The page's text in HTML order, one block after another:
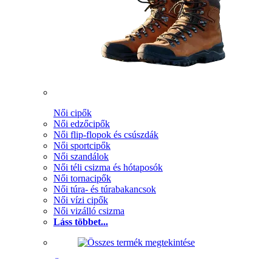
Női cipők
Női edzőcipők
Női flip-flopok és csúszdák
Női sportcipők
Női szandálok
Női téli csizma és hótaposók
Női tornacipők
Női túra- és túrabakancsok
Női vízi cipők
Női vizálló csizma
Láss többet...